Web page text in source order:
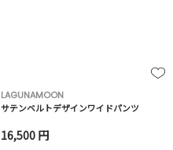
LAGUNAMOON
サテンベルトデザインワイドパンツ
16,500 円